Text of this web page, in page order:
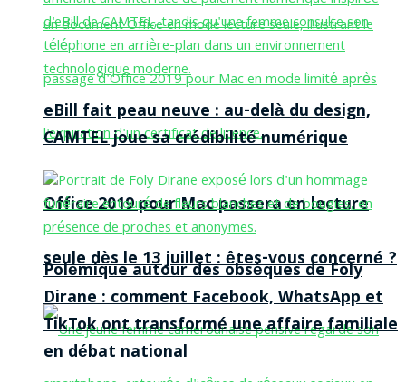
Office 2019 pour Mac passera en lecture
seule dès le 13 juillet : êtes-vous concerné ?
eBill fait peau neuve : au-delà du design,
CAMTEL joue sa crédibilité numérique
Polémique autour des obsèques de Foly
Dirane : comment Facebook, WhatsApp et
TikTok ont transformé une affaire familiale
en débat national